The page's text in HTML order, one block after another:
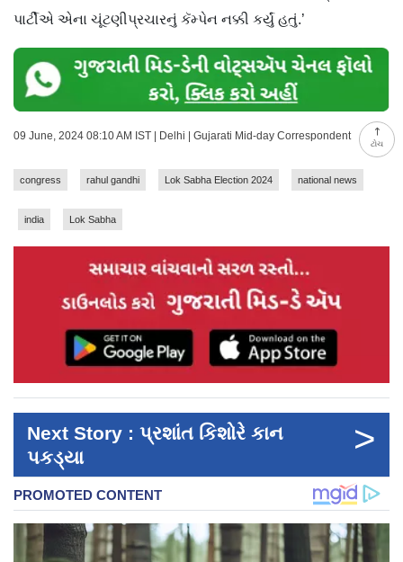
ટોચ
પાર્ટીએ એના ચૂંટણીપ્રચારનું કૅમ્પેન નક્કી કર્યું હતું.’
09 June, 2024 08:10 AM IST | Delhi | Gujarati Mid-day Correspondent
congress rahul gandhi Lok Sabha Election 2024 national news
india Lok Sabha
Next Story : પ્રશાંત કિશોરે કાન
પકડ્યા
>